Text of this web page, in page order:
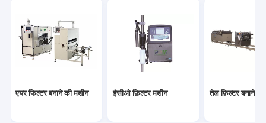
HEPA फ़िल्टर पेपर
पु एयर फ़िल्टर
एयर फिल्टर बनाने की मशीन ईसीओ फ़िल्टर मशीन तेल फ़िल्टर बनाने की